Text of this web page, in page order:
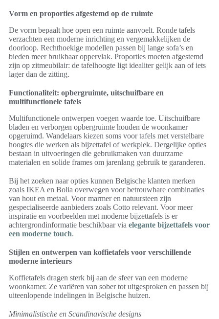
Vorm en proporties afgestemd op de ruimte
De vorm bepaalt hoe open een ruimte aanvoelt. Ronde tafels
verzachten een moderne inrichting en vergemakkelijken de
doorloop. Rechthoekige modellen passen bij lange sofa’s en
bieden meer bruikbaar oppervlak. Proporties moeten afgestemd
zijn op zitmeubilair: de tafelhoogte ligt idealiter gelijk aan of iets
lager dan de zitting.
Functionaliteit: opbergruimte, uitschuifbare en
multifunctionele tafels
Multifunctionele ontwerpen voegen waarde toe. Uitschuifbare
bladen en verborgen opbergruimte houden de woonkamer
opgeruimd. Wandelaars kiezen soms voor tafels met verstelbare
hoogtes die werken als bijzettafel of werkplek. Dergelijke opties
bestaan in uitvoeringen die gebruikmaken van duurzame
materialen en solide frames om jarenlang gebruik te garanderen.
Bij het zoeken naar opties kunnen Belgische klanten merken
zoals IKEA en Bolia overwegen voor betrouwbare combinaties
van hout en metaal. Voor marmer en natuursteen zijn
gespecialiseerde aanbieders zoals Cotto relevant. Voor meer
inspiratie en voorbeelden met moderne bijzettafels is er
achtergrondinformatie beschikbaar via elegante bijzettafels voor
een moderne touch.
Stijlen en ontwerpen van koffietafels voor verschillende
moderne interieurs
Koffietafels dragen sterk bij aan de sfeer van een moderne
woonkamer. Ze variëren van sober tot uitgesproken en passen bij
uiteenlopende indelingen in Belgische huizen.
Minimalistische en Scandinavische designs